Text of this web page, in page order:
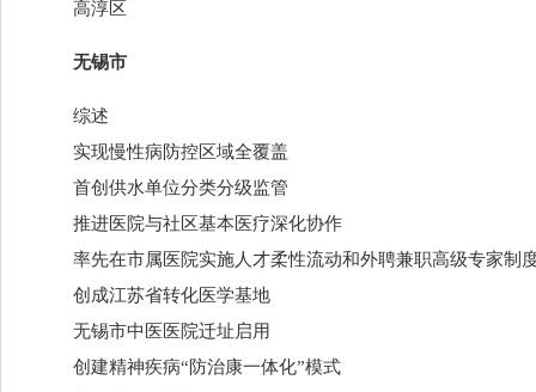
高淳区
无锡市
综述
实现慢性病防控区域全覆盖
首创供水单位分类分级监管
推进医院与社区基本医疗深化协作
率先在市属医院实施人才柔性流动和外聘兼职高级专家制
创成江苏省转化医学基地
无锡市中医医院迁址启用
创建精神疾病“防治康一体化”模式